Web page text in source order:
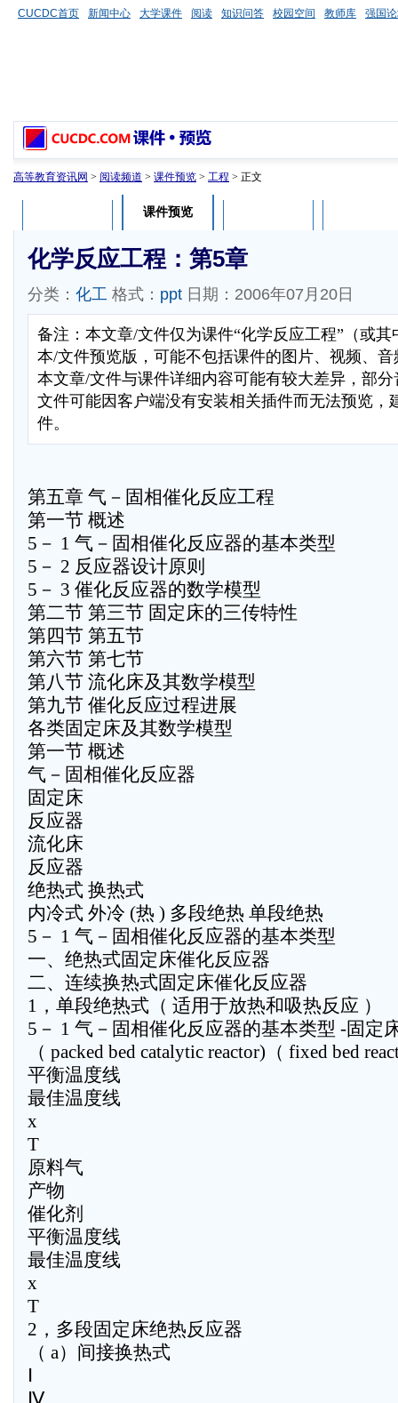
CUCDC首页 新闻中心 大学课件 阅读 知识问答 校园空间 教师库 强国
高等教育资讯网 > 阅读频道 > 课件预览 > 工程 > 正文
课件预览
化学反应工程：第5章
分类： 化工 格式： ppt 日期：2006年07月20日
备注：本文章/文件仅为课件“化学反应工程”（或
本/文件预览版，可能不包括课件的图片、视频、
本文章/文件与课件详细内容可能有较大差异，部
文件可能因客户端没有安装相关插件而无法预览，
件。
第五章 气－固相催化反应工程
第一节 概述
5－ 1 气－固相催化反应器的基本类型
5－ 2 反应器设计原则
5－ 3 催化反应器的数学模型
第二节 第三节 固定床的三传特性
第四节 第五节
第六节 第七节
第八节 流化床及其数学模型
第九节 催化反应过程进展
各类固定床及其数学模型
第一节 概述
气－固相催化反应器
固定床
反应器
流化床
反应器
绝热式 换热式
内冷式 外冷 (热 ) 多段绝热 单段绝热
5－ 1 气－固相催化反应器的基本类型
一、绝热式固定床催化反应器
二、连续换热式固定床催化反应器
1，单段绝热式（ 适用于放热和吸热反应 ）
5－ 1 气－固相催化反应器的基本类型 -固定
（ packed bed catalytic reactor)（ fixed bed
平衡温度线
最佳温度线
x
T
原料气
产物
催化剂
平衡温度线
最佳温度线
x
T
2，多段固定床绝热反应器
（ a）间接换热式
Ⅰ
Ⅳ